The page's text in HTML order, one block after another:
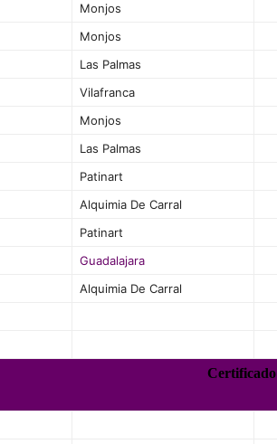
Monjos
Monjos
Las Palmas
Vilafranca
Monjos
Las Palmas
Patinart
Alquimia De Carral
Patinart
Guadalajara
Alquimia De Carral
Certificado